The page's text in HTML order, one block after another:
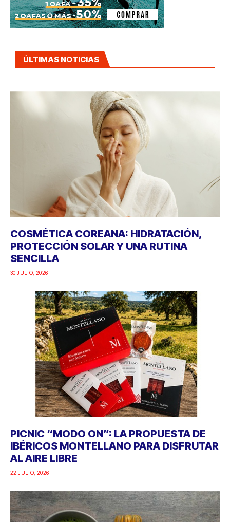
ÚLTIMAS NOTICIAS
COSMÉTICA COREANA: HIDRATACIÓN,
PROTECCIÓN SOLAR Y UNA RUTINA
SENCILLA
30 JULIO, 2026
PICNIC “MODO ON”: LA PROPUESTA DE
IBÉRICOS MONTELLANO PARA DISFRUTAR
AL AIRE LIBRE
22 JULIO, 2026